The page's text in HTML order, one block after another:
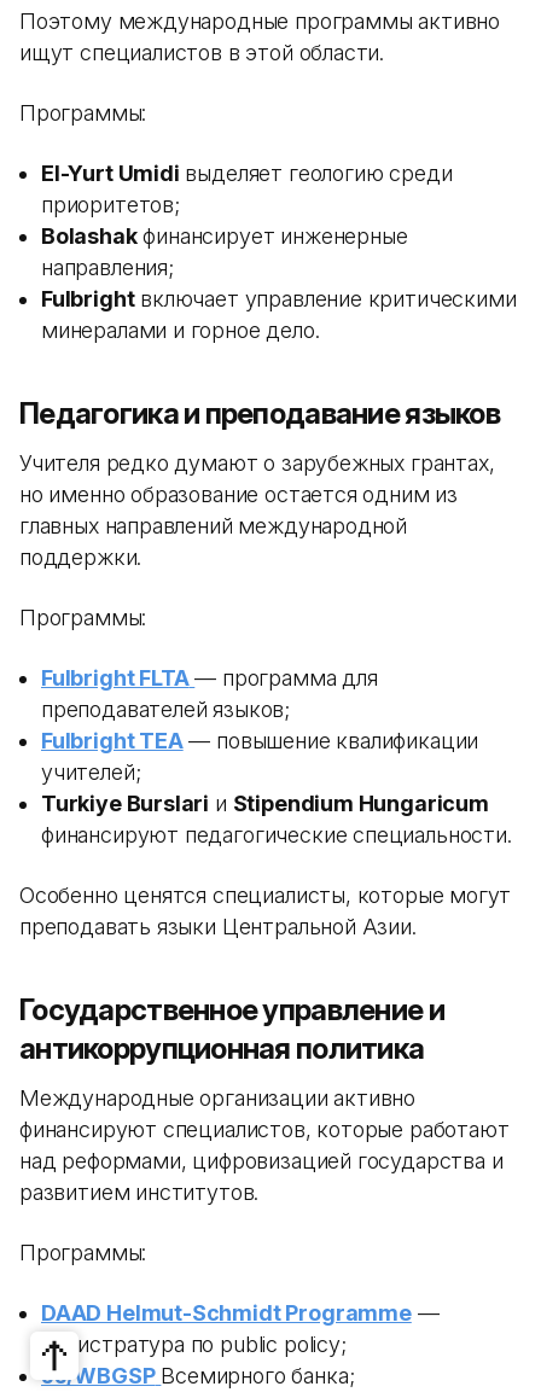
Поэтому международные программы активно
ищут специалистов в этой области.
Программы:
El-Yurt Umidi выделяет геологию среди
приоритетов;
Bolashakфинансирует инженерные
направления;
Fulbrightвключает управление критическими
минералами и горное дело.
Педагогика и преподавание языков
Учителя редко думают о зарубежных грантах,
но именно образование остается одним из
главных направлений международной
поддержки.
Программы:
Fulbright FLTA — программа для
преподавателей языков;
Fulbright TEA— повышение квалификации
учителей;
Turkiye Burslari и Stipendium Hungaricum
финансируют педагогические специальности.
Особенно ценятся специалисты, которые могут
преподавать языки Центральной Азии.
Государственное управление и
антикоррупционная политика
Международные организации активно
финансируют специалистов, которые работают
над реформами, цифровизацией государства и
развитием институтов.
Программы:
DAAD Helmut-Schmidt Programme—
магистратура по public policy;
JJ/WBGSP Всемирного банка;